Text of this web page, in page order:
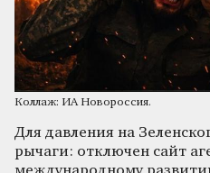
Коллаж: ИА Новороссия.
Для давления на
рычаги: отключен сайт